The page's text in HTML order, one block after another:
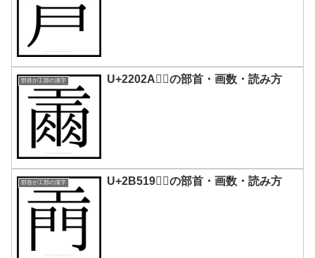
部首が工部の漢字 U+2202A｜𢀪の部首・画数・読み方
部首が工部の漢字 U+2B519｜𫔙の部首・画数・読み方